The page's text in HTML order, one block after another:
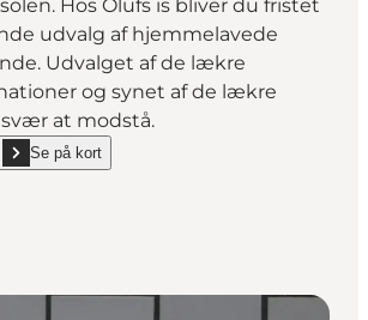
Hos Olufs is bliver du fristet
udvalg af hjemmelavede
Udvalget af de lækre
og synet af de lækre
at modstå.
Se på kort
show Olufs on_map